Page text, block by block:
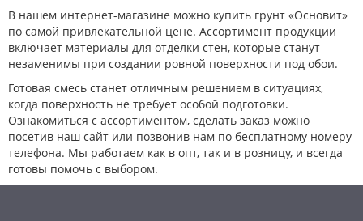
В нашем интернет-магазине можно купить грунт «Основит»
по самой привлекательной цене. Ассортимент продукции
включает материалы для отделки стен, которые станут
незаменимы при создании ровной поверхности под обои.
Готовая смесь станет отличным решением в ситуациях,
когда поверхность не требует особой подготовки.
Ознакомиться с ассортиментом, сделать заказ можно
посетив наш сайт или позвонив нам по бесплатному номеру
телефона. Мы работаем как в опт, так и в розницу, и всегда
готовы помочь с выбором.